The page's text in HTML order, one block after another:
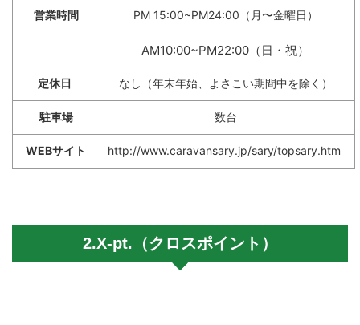
営業時間 PM 15:00~PM24:00（月〜金曜日）
AM10:00~PM22:00（日・祝）
定休日 なし（年末年始、よさこい期間中を除く）
駐車場 数台
WEBサイト http://www.caravansary.jp/sary/topsary.htm
2.X-pt.（クロスポイント）